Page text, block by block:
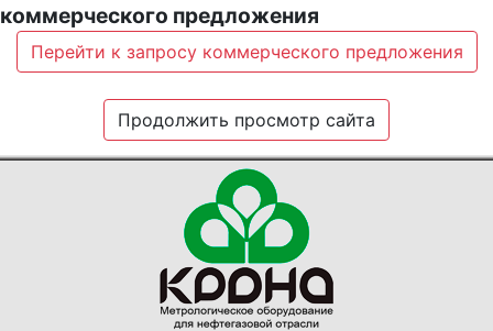
коммерческого предложения
Перейти к запросу коммерческого предложения
Продолжить просмотр сайта